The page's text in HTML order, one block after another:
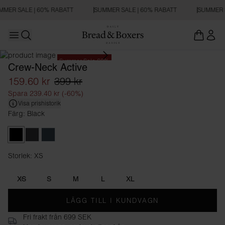
SALE | 60% RABATT SUMMER SALE | 60% RABATT SUMMER
Open main menu
Summer Sale 60%
Crew-Neck Active
159.60 kr 399 kr
Spara 239.40 kr (-60%)
Visa prishistorik
Färg: Black
Storlek: XS
XS S M L XL
LÄGG TILL I KUNDVAGN
Fri frakt från 699 SEK